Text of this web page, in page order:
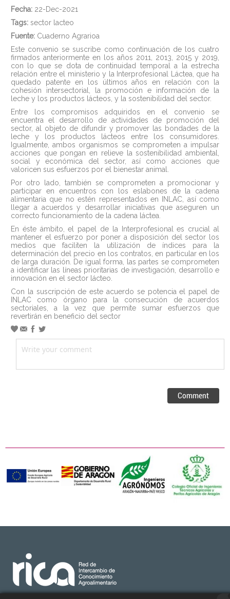
Fecha: 22-Dec-2021
Tags: sector lacteo
Fuente: Cuaderno Agrarioa
Este convenio se suscribe como continuación de los cuatro
firmados anteriormente en los años 2011, 2013, 2015 y 2019,
con lo que se dota de continuidad temporal a la estrecha
relación entre el ministerio y la Interprofesional Láctea, que ha
quedado patente en los últimos años en relación con la
cohesión intersectorial, la promoción e información de la
leche y los productos lácteos, y la sostenibilidad del sector.
Entre los compromisos adquiridos en el convenio se
encuentra el desarrollo de actividades de promoción del
sector, al objeto de difundir y promover las bondades de la
leche y los productos lácteos entre los consumidores.
Igualmente, ambos organismos se comprometen a impulsar
acciones que pongan en relieve la sostenibilidad ambiental,
social y económica del sector, así como acciones que
valoricen sus esfuerzos por el bienestar animal.
Por otro lado, también se comprometen a promocionar y
participar en encuentros con los eslabones de la cadena
alimentaria que no estén representados en INLAC, así como
llegar a acuerdos y desarrollar iniciativas que aseguren un
correcto funcionamiento de la cadena láctea.
En éste ámbito, el papel de la Interprofesional es crucial al
mantener el esfuerzo por poner a disposición del sector los
medios que faciliten la utilización de índices para la
determinación del precio en los contratos, en particular en los
de larga duración. De igual forma, las partes se comprometen
a identificar las líneas prioritarias de investigación, desarrollo e
innovación en el sector lácteo.
Con la suscripción de este acuerdo se potencia el papel de
INLAC como órgano para la consecución de acuerdos
sectoriales, a la vez que permite sumar esfuerzos que
revertirán en beneficio del sector